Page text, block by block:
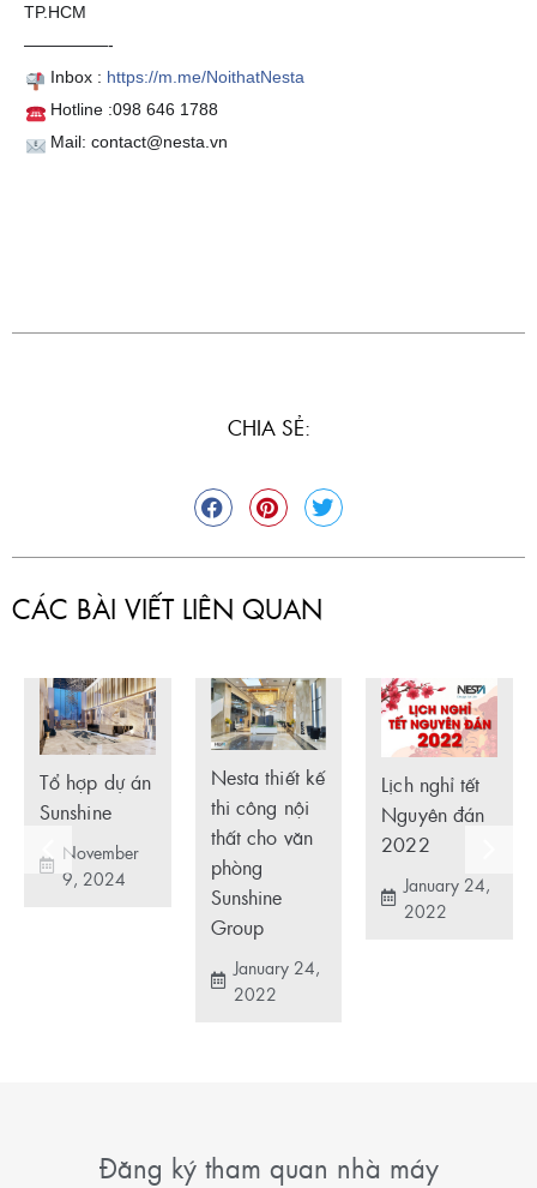
TP.HCM
—————-
Inbox : https://m.me/NoithatNesta
Hotline :098 646 1788
Mail: contact@nesta.vn
CHIA SẺ:
CÁC BÀI VIẾT LIÊN QUAN
Tổ hợp dự án
Sunshine
November
9, 2024
Nesta thiết kế
thi công nội
thất cho văn
phòng
Sunshine
Group
January 24,
2022
Lịch nghỉ tết
Nguyên đán
2022
January 24,
2022
Đăng ký tham quan nhà máy